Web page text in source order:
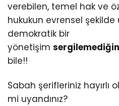
verebilen, temel hak ve
hukukun evrensel şekilde
demokratik bir
yönetişim
bile!!
Sabah şerifleriniz hayırlı
mi uyandınız?